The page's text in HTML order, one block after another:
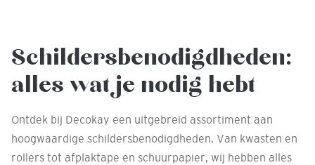
Schildersbenodigdheden:
alles wat je nodig hebt
Ontdek bij Decokay een uitgebreid assortiment aan
hoogwaardige schildersbenodigdheden. Van kwasten en
rollers tot afplaktape en schuurpapier, wij hebben alles